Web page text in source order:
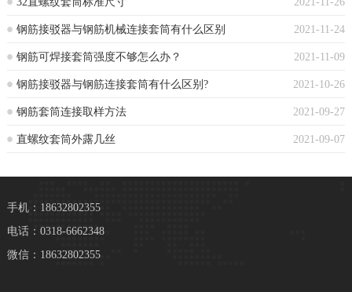
2021-11-24
钢筋接驳器与钢筋机械连接套筒有什么区别
2021-11-09
钢筋可焊接套筒强度不够怎么办？
2021-10-26
钢筋接驳器与钢筋连接套筒有什么区别?
2021-09-27
钢筋套筒连接取样方法
2021-09-07
直螺纹套筒外露几丝
手机：18632802355
电话：0318-6662348
微信：18632802355